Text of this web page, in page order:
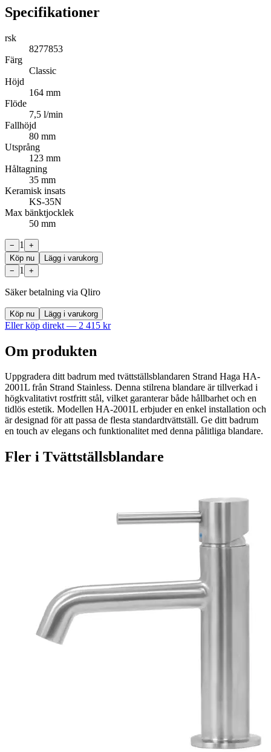
Specifikationer
rsk
8277853
Färg
Classic
Höjd
164 mm
Flöde
7,5 l/min
Fallhöjd
80 mm
Utsprång
123 mm
Håltagning
35 mm
Keramisk insats
KS-35N
Max bänktjocklek
50 mm
− 1
+
Köp nu
Lägg i varukorg
−
1 +
Säker betalning via Qliro
Köp nu Lägg i varukorg
Eller köp direkt — 2 415 kr
Om produkten
Uppgradera ditt badrum med tvättställsblandaren Strand Haga HA-
2001L från Strand Stainless. Denna stilrena blandare är tillverkad i
högkvalitativt rostfritt stål, vilket garanterar både hållbarhet och en
tidlös estetik. Modellen HA-2001L erbjuder en enkel installation och
är designad för att passa de flesta standardtvättställ. Ge ditt badrum
en touch av elegans och funktionalitet med denna pålitliga blandare.
Fler i Tvättställsblandare